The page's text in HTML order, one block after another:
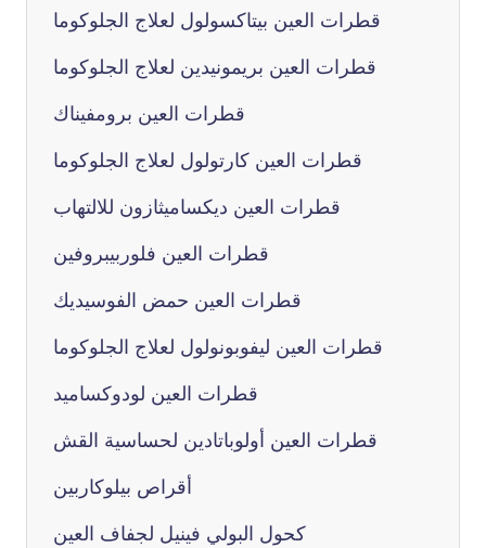
قطرات العين بيتاكسولول لعلاج الجلوكوما
قطرات العين بريمونيدين لعلاج الجلوكوما
قطرات العين برومفيناك
قطرات العين كارتولول لعلاج الجلوكوما
قطرات العين ديكساميثازون للالتهاب
قطرات العين فلوربيبروفين
قطرات العين حمض الفوسيديك
قطرات العين ليفوبونولول لعلاج الجلوكوما
قطرات العين لودوكساميد
قطرات العين أولوباتادين لحساسية القش
أقراص بيلوكاربين
كحول البولي فينيل لجفاف العين